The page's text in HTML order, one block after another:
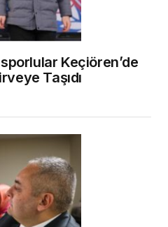
Keçiören’de
Taşıdı